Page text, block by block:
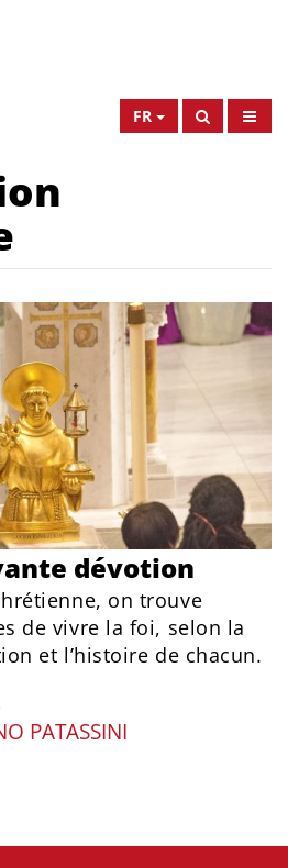
FR
dévotion
on trouve
de vivre la foi, selon la
et l’histoire de chacun.
PATASSINI